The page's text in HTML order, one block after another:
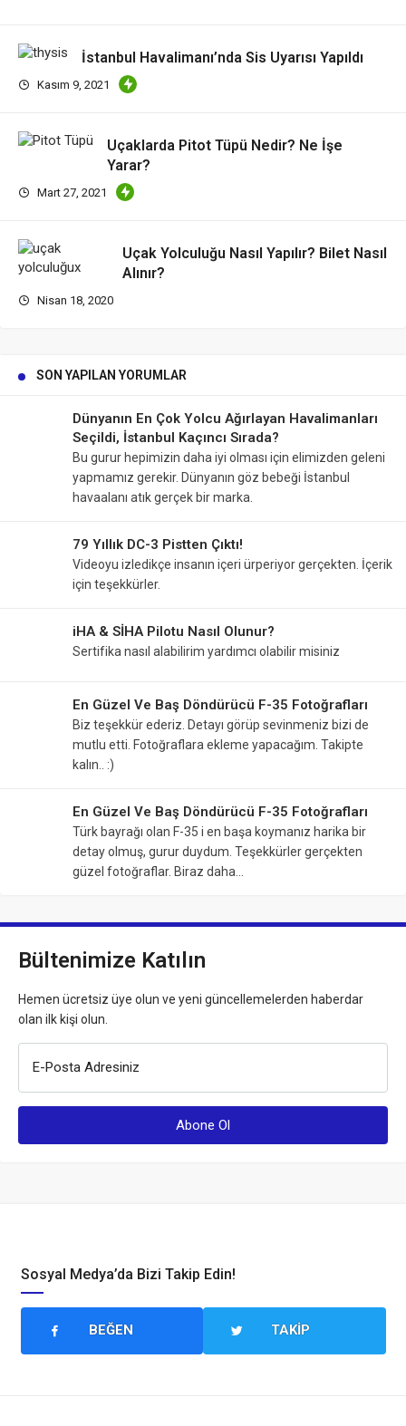
İstanbul Havalimanı’nda Sis Uyarısı Yapıldı
Kasım 9, 2021
Uçaklarda Pitot Tüpü Nedir? Ne İşe
Yarar?
Mart 27, 2021
Uçak Yolculuğu Nasıl Yapılır? Bilet Nasıl
Alınır?
Nisan 18, 2020
SON YAPILAN YORUMLAR
Dünyanın En Çok Yolcu Ağırlayan Havalimanları
Seçildi, İstanbul Kaçıncı Sırada?
Bu gurur hepimizin daha iyi olması için elimizden geleni
yapmamız gerekir. Dünyanın göz bebeği İstanbul
havaalanı atık gerçek bir marka.
79 Yıllık DC-3 Pistten Çıktı!
Videoyu izledikçe insanın içeri ürperiyor gerçekten. İçerik
için teşekkürler.
iHA & SİHA Pilotu Nasıl Olunur?
Sertifika nasıl alabilirim yardımcı olabilir misiniz
En Güzel Ve Baş Döndürücü F-35 Fotoğrafları
Biz teşekkür ederiz. Detayı görüp sevinmeniz bizi de
mutlu etti. Fotoğraflara ekleme yapacağım. Takipte
kalın.. :)
En Güzel Ve Baş Döndürücü F-35 Fotoğrafları
Türk bayrağı olan F-35 i en başa koymanız harika bir
detay olmuş, gurur duydum. Teşekkürler gerçekten
güzel fotoğraflar. Biraz daha…
Bültenimize Katılın
Hemen ücretsiz üye olun ve yeni güncellemelerden haberdar
olan ilk kişi olun.
E-Posta Adresiniz
Sosyal Medya’da Bizi Takip Edin!
BEĞEN TAKIP